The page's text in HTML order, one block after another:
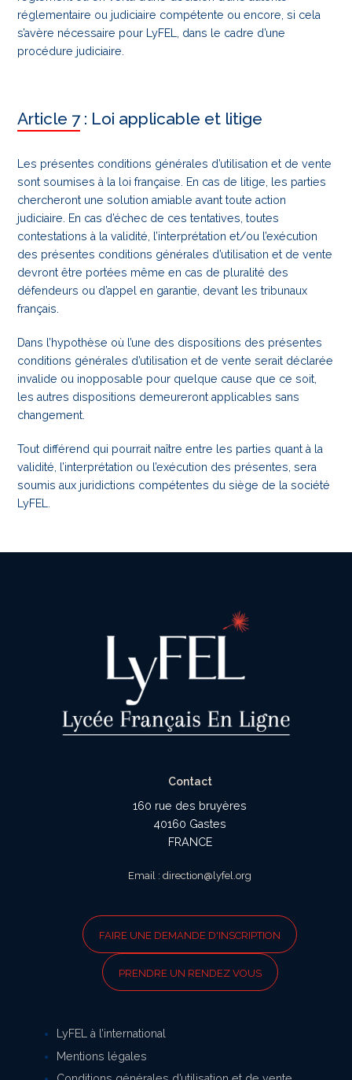
réglementaire ou judiciaire compétente ou encore, si cela
s’avère nécessaire pour LyFEL, dans le cadre d’une
procédure judiciaire.
Article 7 : Loi applicable et litige
Les présentes conditions générales d’utilisation et de vente
sont soumises à la loi française. En cas de litige, les parties
chercheront une solution amiable avant toute action
judiciaire. En cas d’échec de ces tentatives, toutes
contestations à la validité, l’interprétation et/ou l’exécution
des présentes conditions générales d’utilisation et de vente
devront être portées même en cas de pluralité des
défendeurs ou d’appel en garantie, devant les tribunaux
français.
Dans l’hypothèse où l’une des dispositions des présentes
conditions générales d’utilisation et de vente serait déclarée
invalide ou inopposable pour quelque cause que ce soit,
les autres dispositions demeureront applicables sans
changement.
Tout différend qui pourrait naître entre les parties quant à la
validité, l’interprétation ou l’exécution des présentes, sera
soumis aux juridictions compétentes du siège de la société
LyFEL.
Contact
160 rue des bruyères
40160 Gastes
FRANCE
Email : direction@lyfel.org
FAIRE UNE DEMANDE D'INSCRIPTION
PRENDRE UN RENDEZ VOUS
LyFEL à l’international
Mentions légales